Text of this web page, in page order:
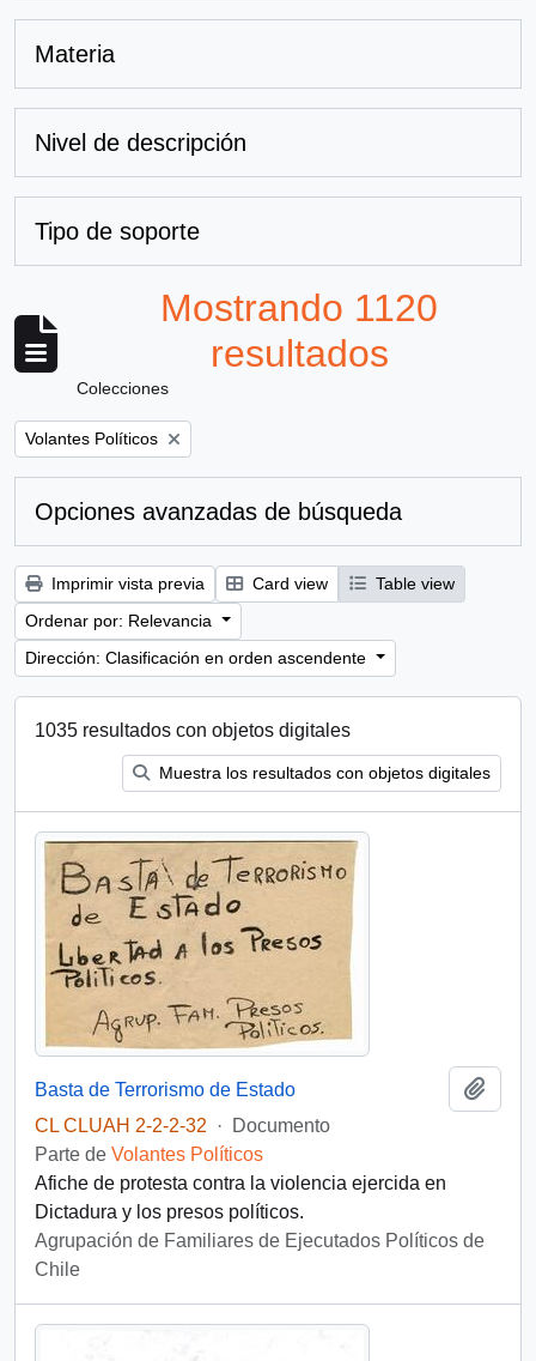
Materia
Nivel de descripción
Tipo de soporte
Mostrando 1120
resultados
Colecciones
Remove filter:
Volantes Políticos
Opciones avanzadas de búsqueda
Imprimir vista previa Card view
Table view
Ordenar por: Relevancia
Dirección: Clasificación en orden ascendente
1035 resultados con objetos digitales
Muestra los resultados con objetos digitales
Basta de Terrorismo de Estado
CL CLUAH 2-2-2-32
·
Documento
Parte de Volantes Políticos
Afiche de protesta contra la violencia ejercida en
Dictadura y los presos políticos.
Agrupación de Familiares de Ejecutados Políticos de
Chile